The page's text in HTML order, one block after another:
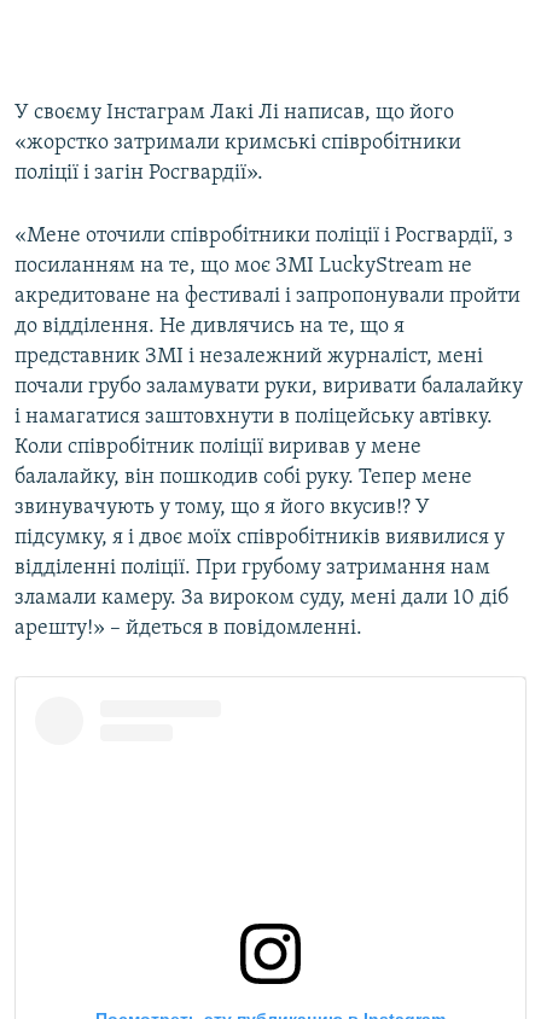
У своєму Інстаграм Лакі Лі написав, що його
«жорстко затримали кримські співробітники
поліції і загін Росгвардії».
«Мене оточили співробітники поліції і Росгвардії, з
посиланням на те, що моє ЗМІ LuckyStream не
акредитоване на фестивалі і запропонували пройти
до відділення. Не дивлячись на те, що я
представник ЗМІ і незалежний журналіст, мені
почали грубо заламувати руки, виривати балалайку
і намагатися заштовхнути в поліцейську автівку.
Коли співробітник поліції виривав у мене
балалайку, він пошкодив собі руку. Тепер мене
звинувачують у тому, що я його вкусив!? У
підсумку, я і двоє моїх співробітників виявилися у
відділенні поліції. При грубому затримання нам
зламали камеру. За вироком суду, мені дали 10 діб
арешту!» – йдеться в повідомленні.